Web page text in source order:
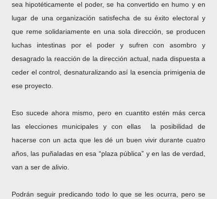
sea hipotéticamente el poder, se ha convertido en humo y en
lugar de una organización satisfecha de su éxito electoral y
que reme solidariamente en una sola dirección, se producen
luchas intestinas por el poder y sufren con asombro y
desagrado la reacción de la dirección actual, nada dispuesta a
ceder el control, desnaturalizando así la esencia primigenia de
ese proyecto.
Eso sucede ahora mismo, pero en cuantito estén más cerca
las elecciones municipales y con ellas la posibilidad de
hacerse con un acta que les dé un buen vivir durante cuatro
años, las puñaladas en esa “plaza pública” y en las de verdad,
van a ser de alivio.
Podrán seguir predicando todo lo que se les ocurra, pero se